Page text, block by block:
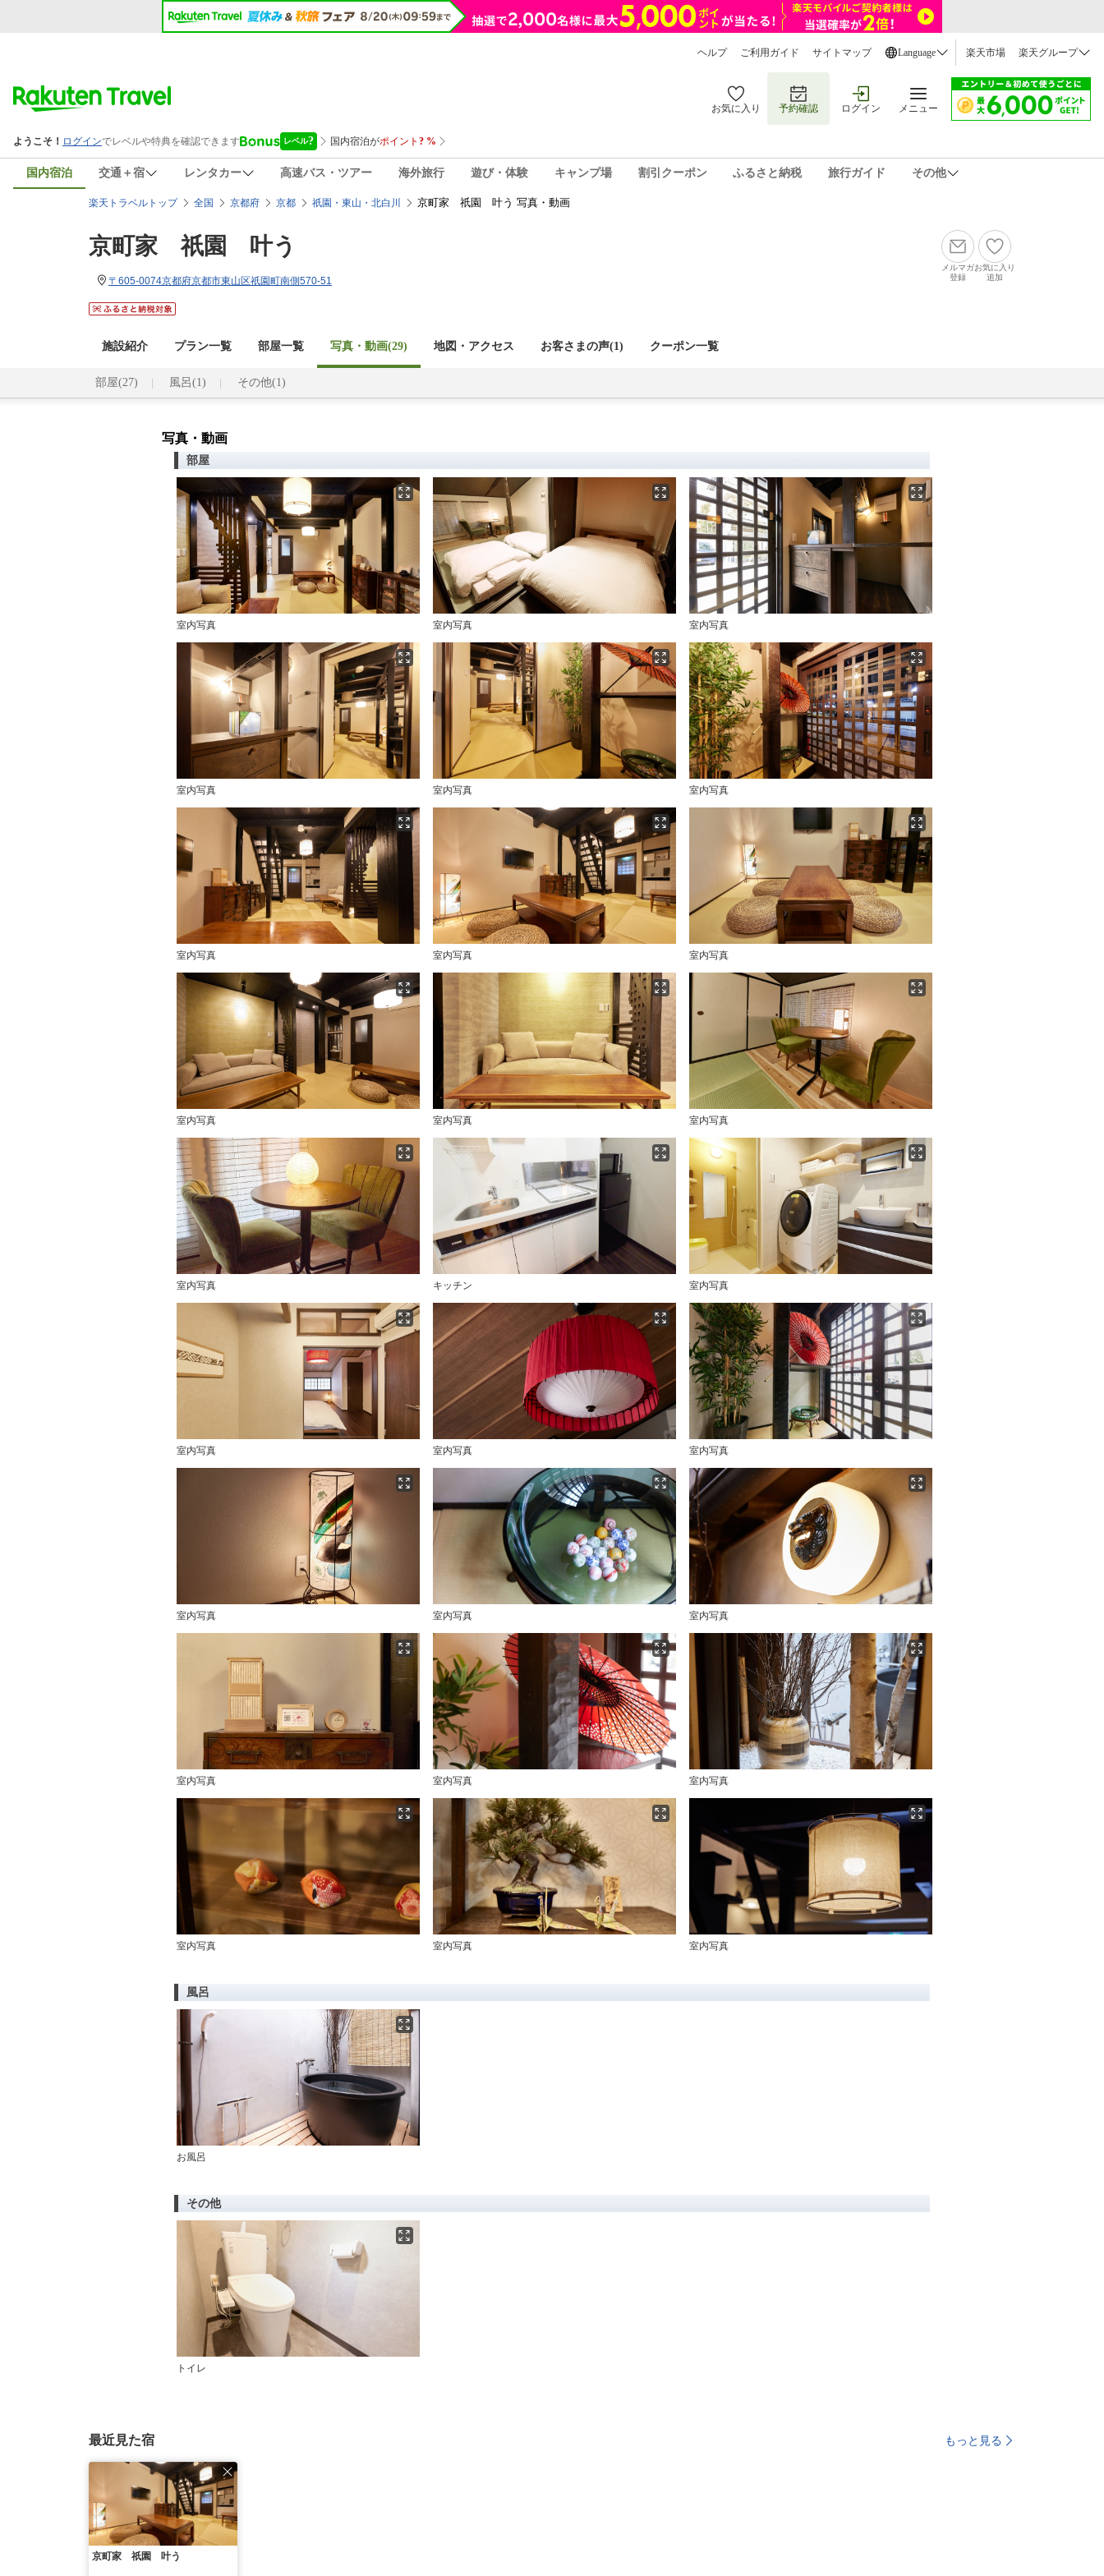
ヘルプ ご利用ガイド サイトマップ Language 楽天市場 楽天グループ
お気に入り 予約確認 ログイン メニュー
国内宿泊 交通＋宿 レンタカー 高速バス・ツアー 海外旅行 遊び・体験 キャンプ場 割引クーポン ふるさと納税 旅行ガイド その他
楽天トラベルトップ 全国 京都府 京都 祇園・東山・北白川 京町家 祇園 叶う 写真・動画
京町家 祇園 叶う
〒605-0074京都府京都市東山区祇園町南側570-51
メルマガ
登録
お気に入り
追加
施設紹介 プラン一覧 部屋一覧 写真・動画(29) 地図・アクセス お客さまの声(1) クーポン一覧
部屋(27) 風呂(1) その他(1)
写真・動画
部屋
室内写真 室内写真 室内写真
室内写真 室内写真 室内写真
室内写真 室内写真 室内写真
室内写真 室内写真 室内写真
室内写真 キッチン 室内写真
室内写真 室内写真 室内写真
室内写真 室内写真 室内写真
室内写真 室内写真 室内写真
室内写真 室内写真 室内写真
風呂
お風呂
その他
トイレ
最近見た宿 もっと見る
京町家 祇園 叶う